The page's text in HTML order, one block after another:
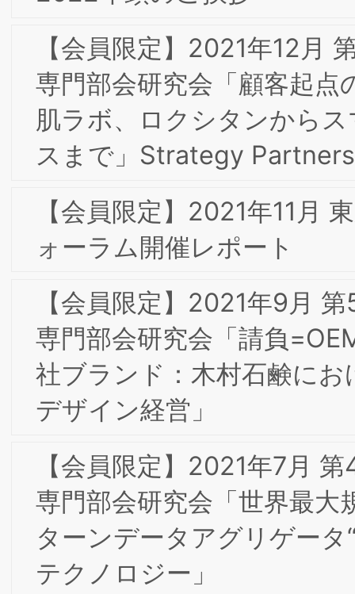
2012年7月 定例研究会へのご出席のお礼
2012年6月 東京第1回フォーラムへのお
礼とお願い
2012年4月 キックオフ・フォーラムへ
ご出席のお礼とお願い
2011年9月 開催設立記念フォーラムのお
礼とお願い
HOME 研究所概要 お問合せ
個人情報保護
サイトマップ
般社団法人ブランド戦略経営研究所の登録商標で
す。
大阪事務局：〒532-0011 大阪市淀川区西中島7-
17 新大阪上野東洋ビル3階
Copyright ©2026 一般社団法人 ブランド戦略経営研究所
All Rights Reserved.